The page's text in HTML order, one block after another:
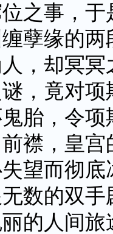
之事，
孽缘的
，却冥
，竟对
胎，令
襟，皇
望而彻
数的双
的人间